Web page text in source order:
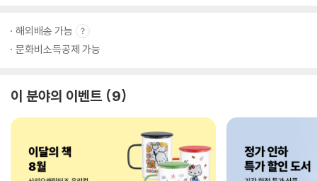
해외배송 가능
문화비소득공제 가능
이 분야의 이벤트 9